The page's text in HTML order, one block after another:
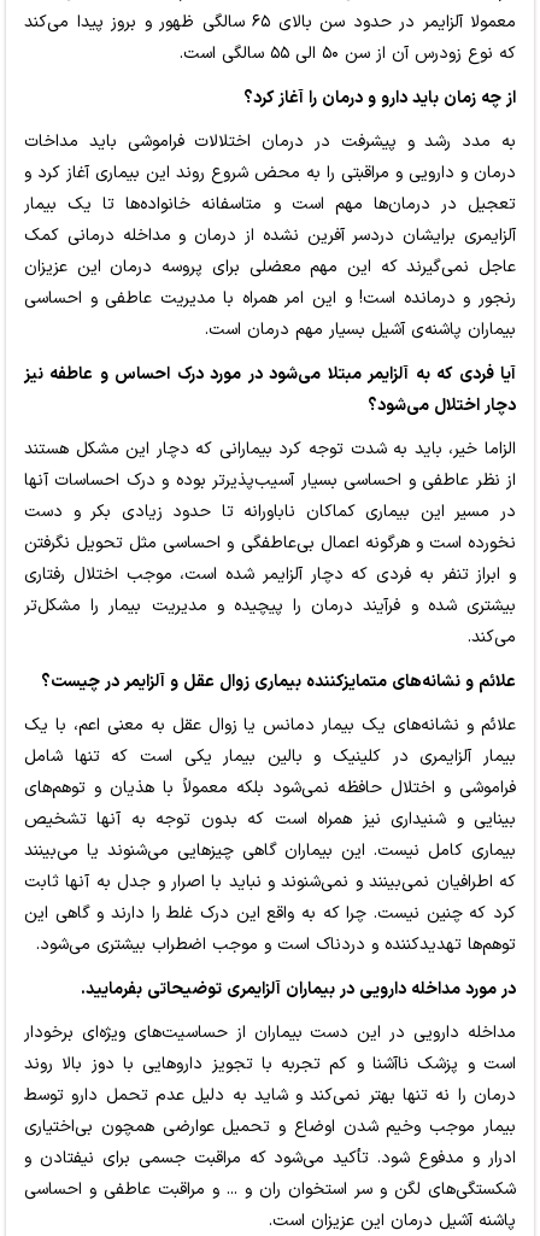
معمولا آلزایمر در حدود سن بالای ۶۵ سالگی ظهور و بروز پیدا می‌کند
که نوع زودرس آن از سن ۵۰ الی ۵۵ سالگی است.
از چه زمان باید دارو و درمان را آغاز کرد؟
به مدد رشد و پیشرفت در درمان اختلالات فراموشی باید مداخات
درمان و دارویی و مراقبتی را به محض شروع روند این بیماری آغاز کرد و
تعجیل در درمان‌ها مهم است و متاسفانه خانواده‌ها تا یک بیمار
آلزایمری برایشان دردسر آفرین نشده از درمان و مداخله درمانی کمک
عاجل نمی‌گیرند که این مهم معضلی برای پروسه درمان این عزیزان
رنجور و درمانده است! و این امر همراه با مدیریت عاطفی و احساسی
بیماران پاشنه‌ی آشیل بسیار مهم درمان است.
آیا فردی که به آلزایمر مبتلا می‌شود در مورد درک احساس و عاطفه نیز
دچار اختلال می‌شود؟
الزاما خیر، باید به شدت توجه کرد بیمارانی که دچار این مشکل هستند
از نظر عاطفی و احساسی بسیار آسیب‌پذیرتر بوده و درک احساسات آنها
در مسیر این بیماری کماکان ناباورانه تا حدود زیادی بکر و دست
نخورده است و هرگونه اعمال بی‌عاطفگی و احساسی مثل تحویل نگرفتن
و ابراز تنفر به فردی که دچار آلزایمر شده است، موجب اختلال رفتاری
بیشتری شده و فرآیند درمان را پیچیده و مدیریت بیمار را مشکل‌تر
می‌کند.
علائم و نشانه‌های متمایزکننده بیماری زوال عقل و آلزایمر در چیست؟
علائم و نشانه‌های یک بیمار دمانس یا زوال عقل به معنی اعم، با یک
بیمار آلزایمری در کلینیک و بالین بیمار یکی است که تنها شامل
فراموشی و اختلال حافظه نمی‌شود بلکه معمولاً با هذیان و توهم‌های
بینایی و شنیداری نیز همراه است که بدون توجه به آنها تشخیص
بیماری کامل نیست. این بیماران گاهی چیزهایی می‌شنوند یا می‌بینند
که اطرافیان نمی‌بینند و نمی‌شنوند و نباید با اصرار و جدل به آنها ثابت
کرد که چنین نیست. چرا که به واقع این درک غلط را دارند و گاهی این
توهم‌ها تهدیدکننده و دردناک است و موجب اضطراب بیشتری می‌شود.
در مورد مداخله دارویی در بیماران آلزایمری توضیحاتی بفرمایید.
مداخله دارویی در این دست بیماران از حساسیت‌های ویژه‌ای برخودار
است و پزشک ناآشنا و کم تجربه با تجویز داروهایی با دوز بالا روند
درمان را نه تنها بهتر نمی‌کند و شاید به دلیل عدم تحمل دارو توسط
بیمار موجب وخیم شدن اوضاع و تحمیل عوارضی همچون بی‌اختیاری
ادرار و مدفوع شود. تأکید می‌شود که مراقبت جسمی برای نیفتادن و
شکستگی‌های لگن و سر استخوان ران و ... و مراقبت عاطفی و احساسی
پاشنه آشیل درمان این عزیزان است.